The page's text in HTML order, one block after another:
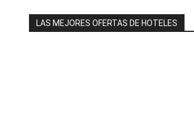
LAS MEJORES OFERTAS DE HOTELES